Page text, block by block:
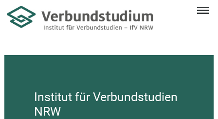
Institut für Verbund­studien
NRW